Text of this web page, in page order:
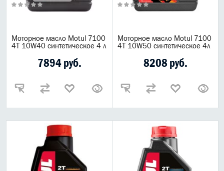
Моторное масло Motul 7100
4T 10W40 синтетическое 4 л
7894 руб.
Моторное масло Motul 7100
4T 10W50 синтетическое 4л
8208 руб.